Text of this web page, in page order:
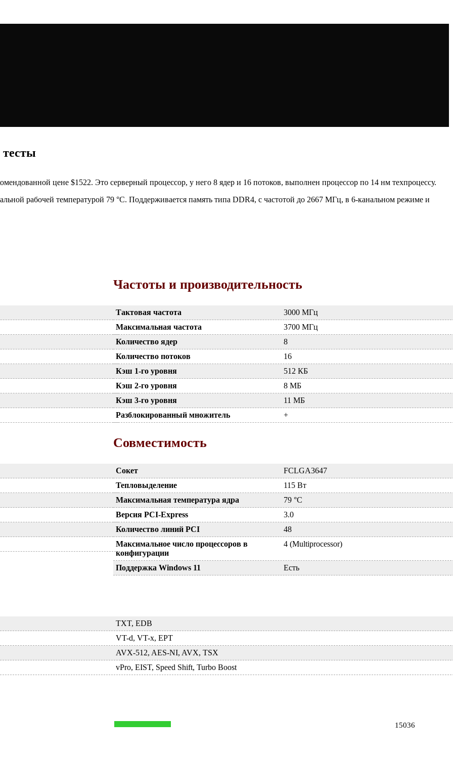
тесты
цене $1522. Это серверный процессор, у него 8 ядер и 16 потоков, выполнен процессор по 14 нм техпроцессу.
рабочей температурой 79 °C. Поддерживается память типа DDR4, с частотой до 2667 МГц, в 6-канальном режиме и
Частоты и производительность
Тактовая частота
3000 МГц
Максимальная частота
3700 МГц
Количество ядер
8
Количество потоков
16
Кэш 1-го уровня
512 КБ
Кэш 2-го уровня
8 МБ
Кэш 3-го уровня
11 МБ
Разблокированный множитель
+
Совместимость
Сокет
FCLGA3647
Тепловыделение
115 Вт
Максимальная температура ядра
79 °C
Версия PCI-Express
3.0
Количество линий PCI
48
Максимальное число процессоров в
конфигурации
4 (Multiprocessor)
Поддержка Windows 11 Есть
TXT, EDB
VT-d, VT-x, EPT
AVX-512, AES-NI, AVX, TSX
vPro, EIST, Speed Shift, Turbo Boost
15036